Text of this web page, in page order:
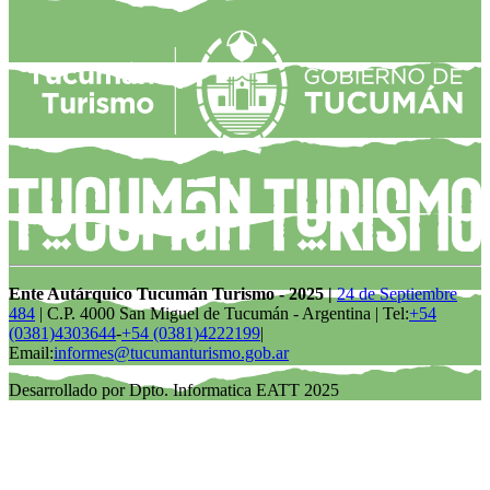
Ente Autárquico Tucumán Turismo - 2025 |24 de Septiembre
484 | C.P. 4000 San Miguel de Tucumán - Argentina | Tel:+54
(0381)4303644-+54 (0381)4222199|
Email:informes@tucumanturismo.gob.ar
Desarrollado por Dpto. Informatica EATT 2025